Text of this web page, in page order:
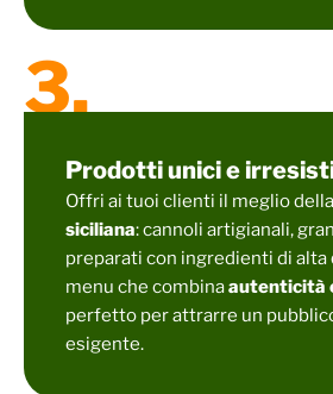
3.
Prodotti unici e
Offri ai tuoi clienti il meglio della
siciliana: cannoli artigianali,
preparati con ingredienti di alta
menu che combinaautenticità
perfetto per attrarre un
esigente.